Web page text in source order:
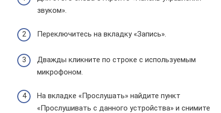
звуком».
Переключитесь на вкладку «Запись».
Дважды кликните по строке с используемым
микрофоном.
На вкладке «Прослушать» найдите пункт
«Прослушивать с данного устройства» и снимите